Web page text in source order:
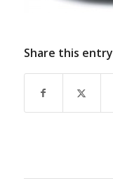
Share this entry